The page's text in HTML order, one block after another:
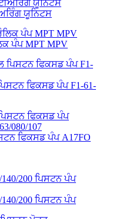
ਯੂਨਿਟਸ
ਪੰਪ MPT MPV
ਫਿਕਸਡ ਪੰਪ F1-61-
ਫਿਕਸਡ ਪੰਪ A17FO
140/200 ਪਿਸਟਨ ਪੰਪ